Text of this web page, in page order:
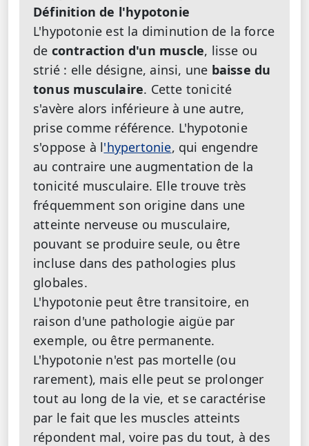
Définition de l'hypotonie
L'hypotonie est la diminution de la force
de contraction d'un muscle, lisse ou
strié : elle désigne, ainsi, une baisse du
tonus musculaire. Cette tonicité
s'avère alors inférieure à une autre,
prise comme référence. L'hypotonie
s'oppose à l'hypertonie, qui engendre
au contraire une augmentation de la
tonicité musculaire. Elle trouve très
fréquemment son origine dans une
atteinte nerveuse ou musculaire,
pouvant se produire seule, ou être
incluse dans des pathologies plus
globales.
L'hypotonie peut être transitoire, en
raison d'une pathologie aigüe par
exemple, ou être permanente.
L'hypotonie n'est pas mortelle (ou
rarement), mais elle peut se prolonger
tout au long de la vie, et se caractérise
par le fait que les muscles atteints
répondent mal, voire pas du tout, à des